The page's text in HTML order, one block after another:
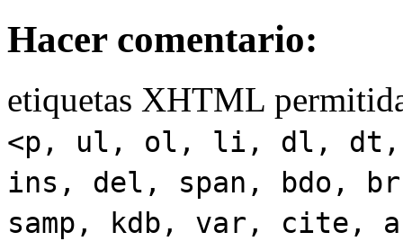
Hacer comentario:
etiquetas XHTML
<p, ul, ol, li, dl, dt,
ins, del, span, bdo,
samp, kdb, var, cite,